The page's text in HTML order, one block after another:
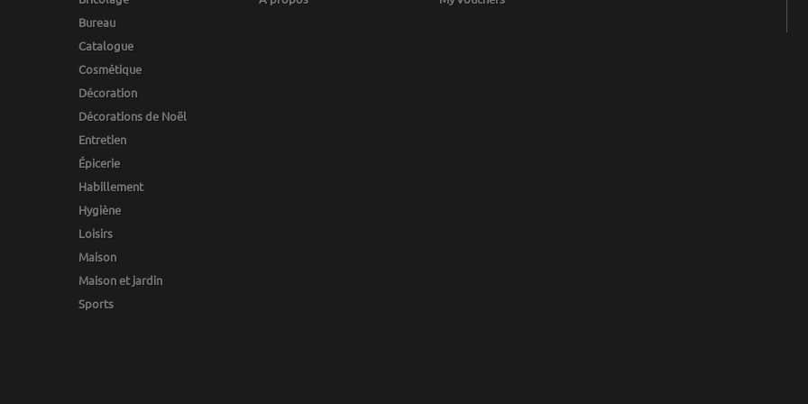
Bureau
Catalogue
Cosmétique
Décoration
Décorations de Noël
Entretien
Épicerie
Habillement
Hygiène
Loisirs
Maison
Maison et jardin
Sports